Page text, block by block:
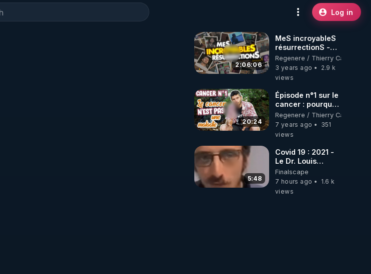
Log in
2:06:06
MeS incroyableS
résurrectionS -
Épisode 1
Regenere / Thierry
3 years ago
2.9 k
views
20:24
Épisode n°1 sur le
cancer : pourquoi
le cancer n'est
pas une maladie
(au sens commun
Regenere / Thierry
7 years ago
351
views
5:48
Covid 19 : 2021 -
Le Dr. Louis
Fouché renverse
le plateau de
CNews !
Finalscape
7 hours ago
1.6 k
views